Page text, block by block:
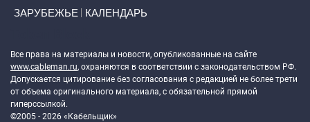
ЗАРУБЕЖЬЕ КАЛЕНДАРЬ
Все права на материалы и новости, опубликованные на сайте
www.cableman.ru, охраняются в соответствии с законодательством РФ.
Допускается цитирование без согласования с редакцией не более трети
от объема оригинального материала, с обязательной прямой
гиперссылкой.
©2005 - 2026 «Кабельщик»